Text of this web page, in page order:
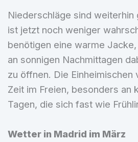
Niederschläge sind weiterhin
ist jetzt noch weniger
benötigen eine warme
an sonnigen Nachmittagen
zu öffnen. Die Einheimischen
Zeit im Freien, besonders an
Tagen, die sich fast wie
Wetter in Madrid im März